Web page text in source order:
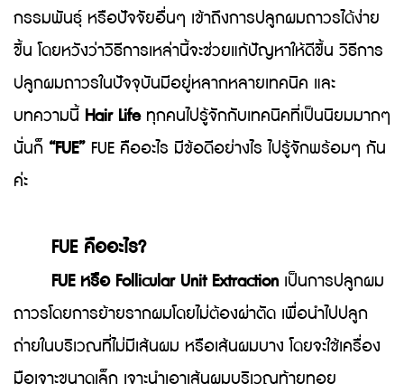
กรรมพันธุ์ หรือปัจจัยอื่นๆ เข้าถึงการปลูกผมถาวรได้ง่าย
ขึ้น โดยหวังว่าวิธีการเหล่านี้จะช่วยแก้ปัญหาให้ดีขึ้น วิธีการ
ปลูกผมถาวรในปัจจุบันมีอยู่หลากหลายเทคนิค และ
บทความนี้ Hair Lifeทุกคนไปรู้จักกับเทคนิคที่เป็นนิยมมากๆ
นั่นก็ “FUE” FUE คืออะไร มีข้อดีอย่างไร ไปรู้จักพร้อมๆ กัน
ค่ะ
FUE คืออะไร?
FUE หรือ Follicular Unit Extraction เป็นการปลูกผม
ถาวรโดยการย้ายรากผมโดยไม่ต้องผ่าตัด เพื่อนำไปปลูก
ถ่ายในบริเวณที่ไม่มีเส้นผม หรือเส้นผมบาง โดยจะใช้เครื่อง
มือเจาะขนาดเล็ก เจาะนำเอาเส้นผมบริเวณท้ายทอย